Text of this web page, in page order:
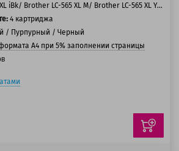
Brother LC-567 XL iBk/ Brother LC-565 XL M/ Brother LC-565 XL Y/ Brother LC-565 XL C
4 картриджа
/ Пурпурный / Черный
А4 при 5% заполнении страницы